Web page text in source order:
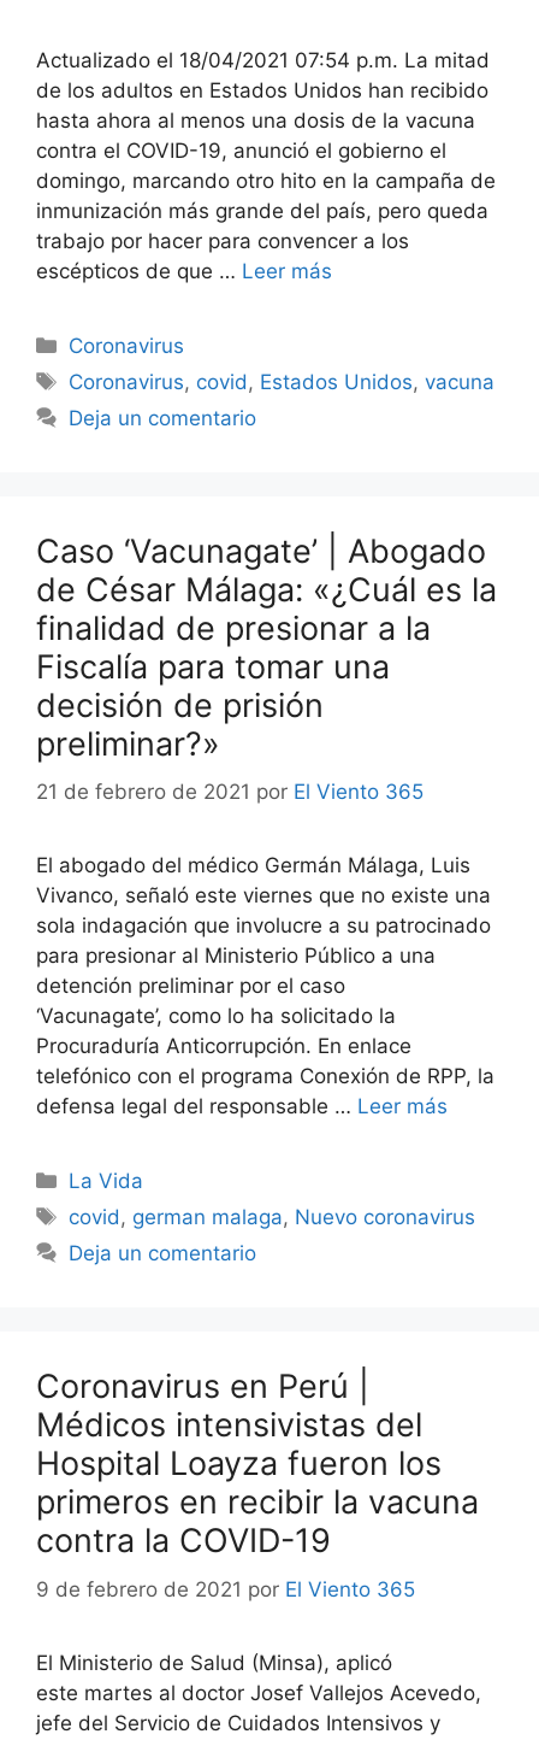
Actualizado el 18/04/2021 07:54 p.m. La mitad
de los adultos en Estados Unidos han recibido
hasta ahora al menos una dosis de la vacuna
contra el COVID-19, anunció el gobierno el
domingo, marcando otro hito en la campaña de
inmunización más grande del país, pero queda
trabajo por hacer para convencer a los
escépticos de que … Leer más
Categorías
Coronavirus
Etiquetas
Coronavirus, covid , Estados Unidos,vacuna
Deja un comentario
Caso ‘Vacunagate’ | Abogado
de César Málaga: «¿Cuál es la
finalidad de presionar a la
Fiscalía para tomar una
decisión de prisión
preliminar?»
21 de febrero de 2021 por El Viento 365
El abogado del médico Germán Málaga, Luis
Vivanco, señaló este viernes que no existe una
sola indagación que involucre a su patrocinado
para presionar al Ministerio Público a una
detención preliminar por el caso
‘Vacunagate’, como lo ha solicitado la
Procuraduría Anticorrupción. En enlace
telefónico con el programa Conexión de RPP, la
defensa legal del responsable … Leer más
Categorías
La Vida
Etiquetas
covid, german malaga, Nuevo coronavirus
Deja un comentario
Coronavirus en Perú |
Médicos intensivistas del
Hospital Loayza fueron los
primeros en recibir la vacuna
contra la COVID-19
9 de febrero de 2021 por El Viento 365
El Ministerio de Salud (Minsa), aplicó
este martes al doctor Josef Vallejos Acevedo,
jefe del Servicio de Cuidados Intensivos y